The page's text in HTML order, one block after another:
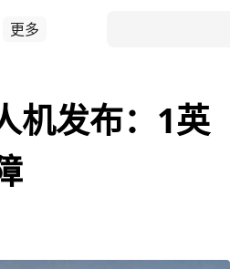
更多
机发布：1英